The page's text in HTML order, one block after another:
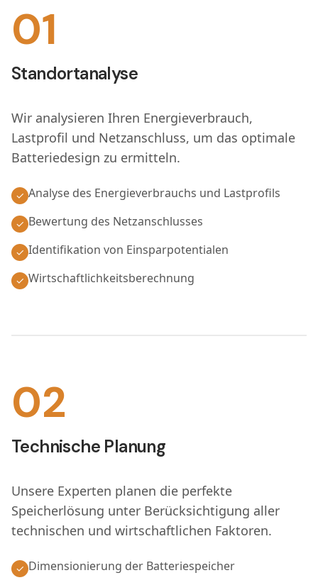
01
Standortanalyse
Wir analysieren Ihren Energieverbrauch,
Lastprofil und Netzanschluss, um das optimale
Batteriedesign zu ermitteln.
✓ Analyse des Energieverbrauchs und Lastprofils
✓ Bewertung des Netzanschlusses
✓ Identifikation von Einsparpotentialen
✓ Wirtschaftlichkeitsberechnung
02
Technische Planung
Unsere Experten planen die perfekte
Speicherlösung unter Berücksichtigung aller
technischen und wirtschaftlichen Faktoren.
✓ Dimensionierung der Batteriespeicher